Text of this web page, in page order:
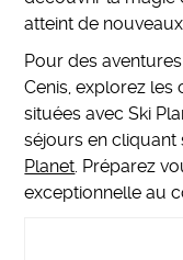
atteint de
Pour des
Cenis, explorez
situées avec Ski
séjours en cliquant
Planet . Préparez
exceptionnelle au